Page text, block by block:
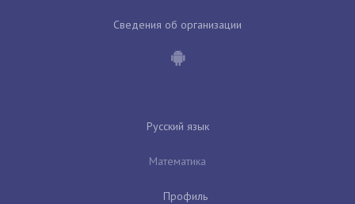
Сведения об организации
Русский язык
Математика
Профиль